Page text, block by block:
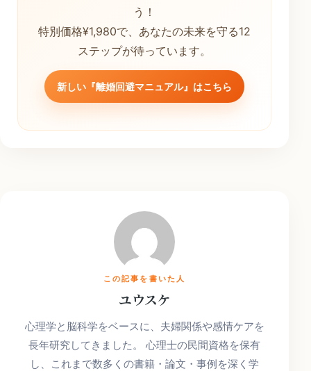
う！
特別価格¥1,980で、あなたの未来を守る12
ステップが待っています。
新しい『離婚回避マニュアル』はこちら
この記事を書いた人
ユウスケ
心理学と脳科学をベースに、夫婦関係や感情ケアを
長年研究してきました。 心理士の民間資格を保有
し、これまで数多くの書籍・論文・事例を深く学